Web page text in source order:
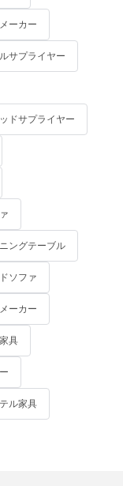
ーカー
サプライヤー
ドサプライヤー
ングテーブル
ソファ
ーカー
具
ル家具